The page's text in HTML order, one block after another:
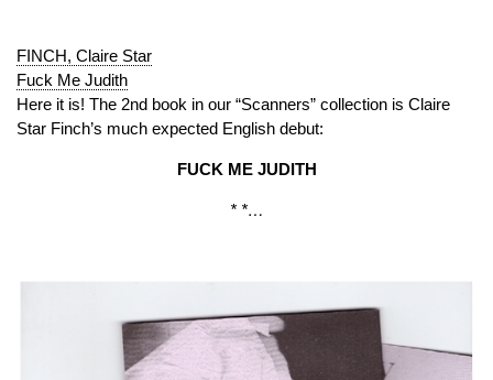
FINCH, Claire Star
Fuck Me Judith
Here it is! The 2nd book in our “Scanners” collection is Claire
Star Finch’s much expected English debut:
FUCK ME JUDITH
* *…